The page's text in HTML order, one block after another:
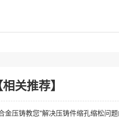
相关推荐】
金压铸教您"解决压铸件缩孔缩松问